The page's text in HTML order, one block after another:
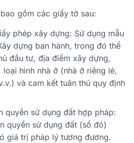
gồm các giấy tờ sau:
phép xây dựng: Sử dụng mẫu
dựng ban hành, trong đó thể
đầu tư, địa điểm xây dựng,
hình nhà ở (nhà ở riêng lẻ,
và cam kết tuân thủ quy định
quyền sử dụng đất hợp pháp:
quyền sử dụng đất (sổ đỏ)
giá trị pháp lý tương đương.